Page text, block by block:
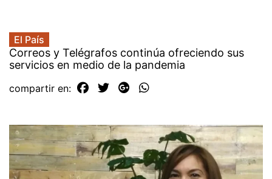
El País
Correos y Telégrafos continúa ofreciendo sus
servicios en medio de la pandemia
compartir en: